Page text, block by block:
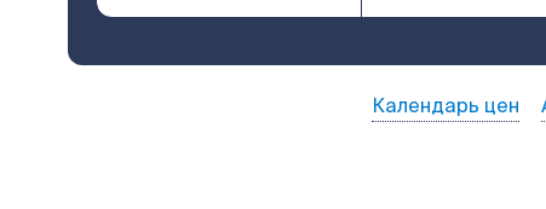
Календарь цен